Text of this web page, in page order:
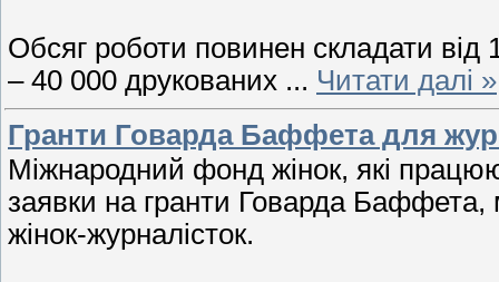
Обсяг роботи повинен складати від
– 40 000 друкованих ... Читати далі »
Гранти Говарда Баффета для
Міжнародний фонд жінок, які
заявки на гранти Говарда Баффета,
жінок-журналісток.